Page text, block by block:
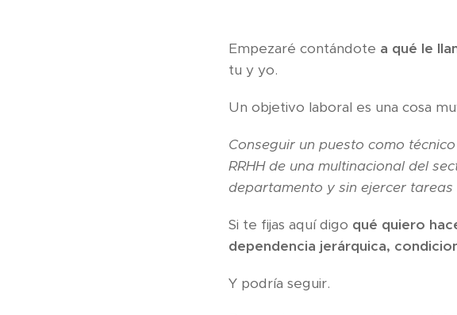
Empezaré contándote a qué le
tu y yo.
Un objetivo laboral es una cosa
Conseguir un puesto como
RRHH de una multinacional del
departamento y sin ejercer
Si te fijas aquí digo qué quiero
dependencia jerárquica,
Y podría seguir.